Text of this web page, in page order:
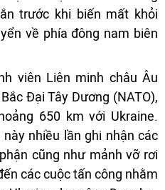
trước khi biến mất khỏi
về phía đông nam biên
viên Liên minh châu Âu
Đại Tây Dương (NATO),
650 km với Ukraine.
nhiều lần ghi nhận các
cũng như mảnh vỡ rơi
các cuộc tấn công nhằm